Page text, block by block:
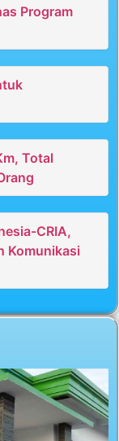
Program
Total
CRIA,
Komunikasi